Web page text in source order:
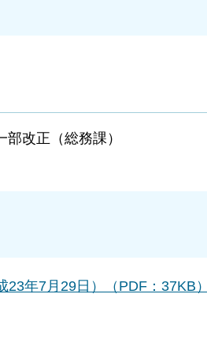
改正（総務課）
23年7月29日）（PDF：37KB）